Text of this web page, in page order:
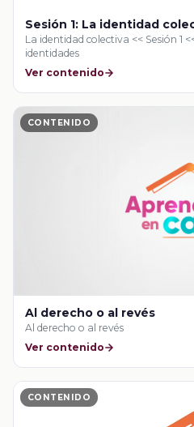
Sesión 1: La identidad
La identidad colectiva << Sesión 1
identidades
Ver contenido
CONTENIDO
Al derecho o al revés
Al derecho o al revés
Ver contenido
CONTENIDO